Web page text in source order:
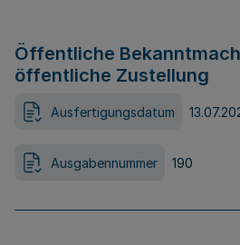
Öffentliche
öffentliche Zustellung
Ausfertigungsdatum
Ausgabennummer 190